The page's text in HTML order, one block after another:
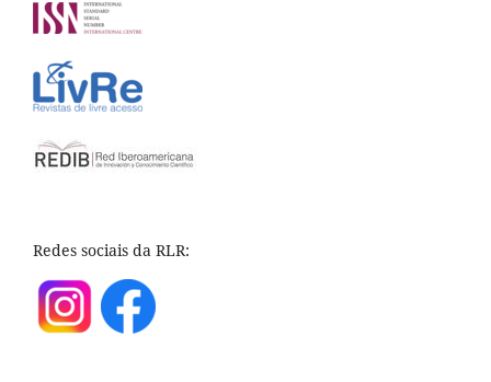
Redes sociais da RLR: